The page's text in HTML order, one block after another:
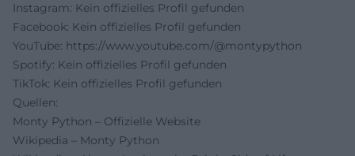
Instagram: Kein offizielles Profil gefunden
Facebook: Kein offizielles Profil gefunden
YouTube: https://www.youtube.com/@montypython
Spotify: Kein offizielles Profil gefunden
TikTok: Kein offizielles Profil gefunden
Quellen:
Monty Python – Offizielle Website
Wikipedia – Monty Python